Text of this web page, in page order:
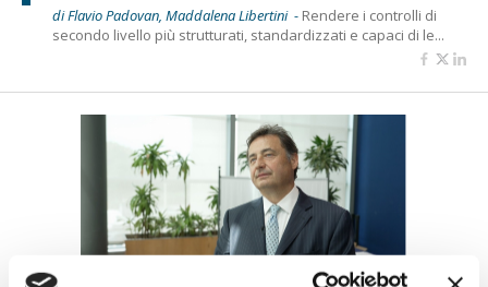
di Flavio Padovan, Maddalena Libertini - Rendere i controlli di
secondo livello più strutturati, standardizzati e capaci di le...